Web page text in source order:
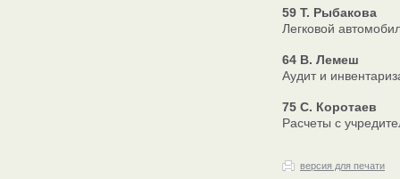
59 Т. Рыбакова
Легковой
64 В. Лемеш
Аудит и
75 С. Коротаев
Расчеты с
версия для печати